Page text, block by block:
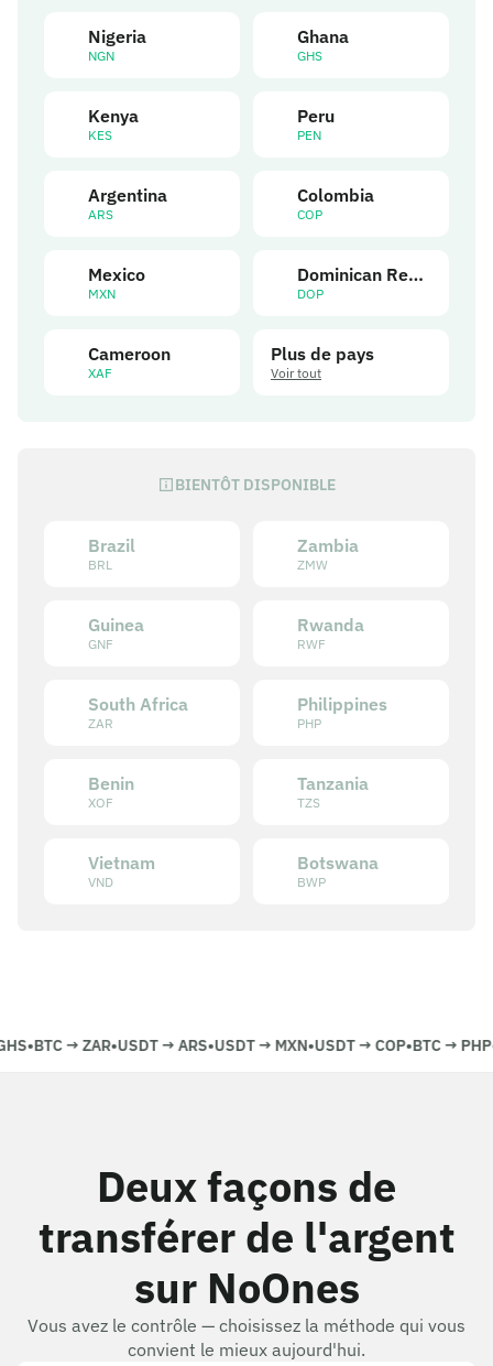
Nigeria
NGN
Ghana
GHS
Kenya
KES
Peru
PEN
Argentina
ARS
Colombia
COP
Mexico
MXN
Dominican Republic
DOP
Cameroon
XAF
Plus de pays
Voir tout
BIENTÔT DISPONIBLE
Brazil
BRL
Zambia
ZMW
Guinea
GNF
Rwanda
RWF
South Africa
ZAR
Philippines
PHP
Benin
XOF
Tanzania
TZS
Vietnam
VND
Botswana
BWP
•BTC→ZAR•USDT→ARS•USDT→MXN•USDT→COP•BTC→PHP•
Deux façons de
transférer de l'argent
sur NoOnes
Vous avez le contrôle — choisissez la méthode qui vous
convient le mieux aujourd'hui.